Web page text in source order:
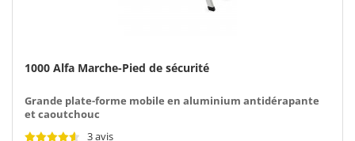
1000 Alfa Marche-Pied de sécurité
Grande plate-forme mobile en aluminium antidérapante
et caoutchouc
3 avis